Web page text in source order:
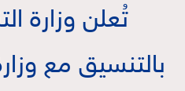
تُعلن وزارة
بالتنسيق مع